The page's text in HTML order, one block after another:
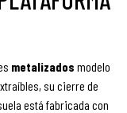
metalizados modelo
su cierre de
está fabricada con